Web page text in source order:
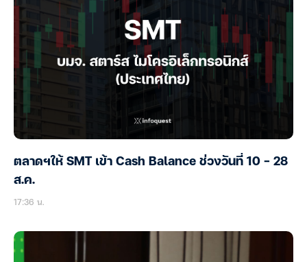
ตลาดฯให้ SMT เข้า Cash Balance ช่วงวันที่ 10 – 28
ส.ค.
17:36 น.